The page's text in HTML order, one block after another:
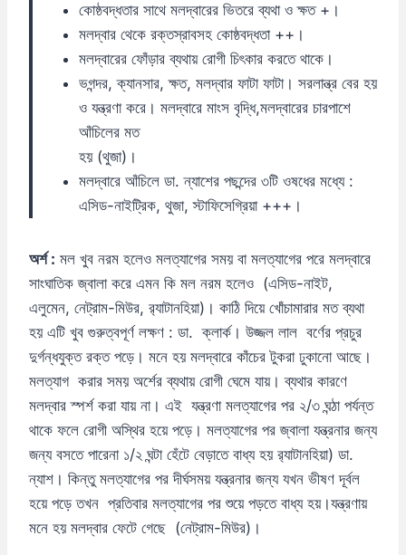
কোষ্ঠবদ্ধতার সাথে মলদ্বারের ভিতরে ব্যথা ও ক্ষত +।
মলদ্বার থেকে রক্তস্রাবসহ কোষ্ঠবদ্ধতা ++।
মলদ্বারের ফোঁড়ার ব্যথায় রোগী চিৎকার করতে থাকে।
ভগন্দর, ক্যানসার, ক্ষত, মলদ্বার ফাটা ফাটা। সরলান্ত্র বের হয়
ও যন্ত্রণা করে। মলদ্বারে মাংস বৃদ্ধি,মলদ্বারের চারপাশে
আঁচিলের মত
হয় (থুজা)।
মলদ্বারে আঁচিলে ডা. ন্যাশের পছন্দের ৩টি ওষধের মধ্যে :
এসিড-নাইট্রিক, থুজা, স্টাফিসেগ্রিয়া +++।
অর্শ : মল খুব নরম হলেও মলত্যাগের সময় বা মলত্যাগের পরে মলদ্বারে
সাংঘাতিক জ্বালা করে এমন কি মল নরম হলেও (এসিড-নাইট,
এলুমেন, নেট্রাম-মিউর, র‍্যাটানহিয়া)। কাঠি দিয়ে খোঁচামারার মত ব্যথা
হয় এটি খুব গুরুত্বপূর্ণ লক্ষণ : ডা. ক্লার্ক। উজ্জল লাল বর্ণের প্রচুর
দুর্গন্ধযুক্ত রক্ত পড়ে। মনে হয় মলদ্বারে কাঁচের টুকরা ঢুকানো আছে।
মলত্যাগ করার সময় অর্শের ব্যথায় রোগী ঘেমে যায়। ব্যথার কারণে
মলদ্বার স্পর্শ করা যায় না। এই যন্ত্রণা মলত্যাগের পর ২/৩ ঘন্ঠা পর্যন্ত
থাকে ফলে রোগী অস্থির হয়ে পড়ে। মলত্যাগের পর জ্বালা যন্ত্রনার জন্য
জন্য বসতে পারেনা ১/২ ঘন্টা হেঁটে বেড়াতে বাধ্য হয় ‌র‍্যাটানহিয়া) ডা.
ন্যাশ। কিন্তু মলত্যাগের পর দীর্ঘসময় যন্ত্রনার জন্য যখন ভীষণ দূর্বল
হয়ে পড়ে তখন প্রতিবার মলত্যাগের পর শুয়ে পড়তে বাধ্য হয়।যন্ত্রণায়
মনে হয় মলদ্বার ফেটে গেছে (নেট্রাম-মিউর)।